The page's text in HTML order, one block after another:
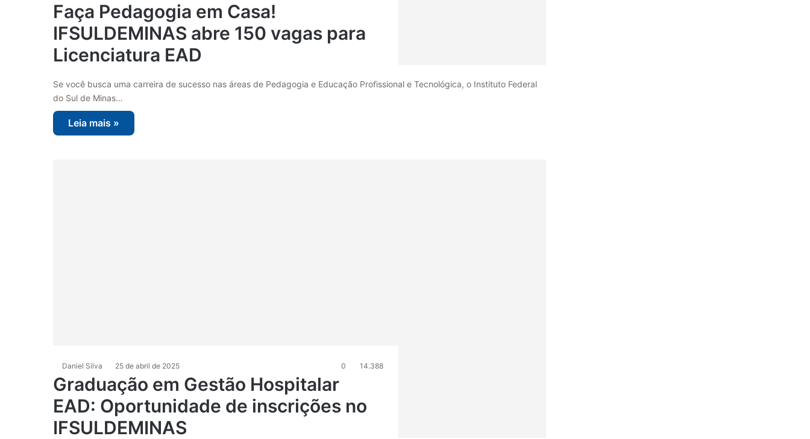
Faça Pedagogia em Casa!
IFSULDEMINAS abre 150 vagas para
Licenciatura EAD
Se você busca uma carreira de sucesso nas áreas de Pedagogia e Educação Profissional e Tecnológica, o Instituto Federal
do Sul de Minas…
Leia mais »
Daniel Silva 25 de abril de 2025 0 14.388
Graduação em Gestão Hospitalar
EAD: Oportunidade de inscrições no
IFSULDEMINAS